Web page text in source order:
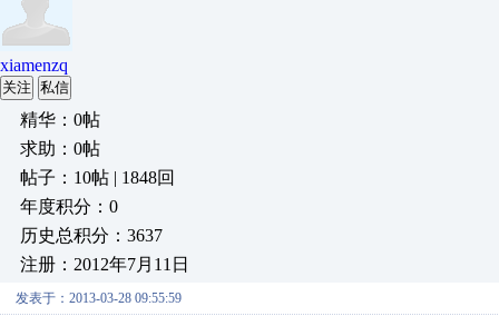
xiamenzq
关注 私信
精华：0帖
求助：0帖
帖子：10帖 | 1848回
年度积分：0
历史总积分：3637
注册：2012年7月11日
发表于：2013-03-28 09:55:59